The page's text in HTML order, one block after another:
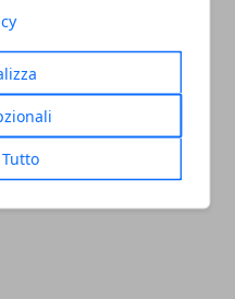
foto a 360°.
i dispositivi e le